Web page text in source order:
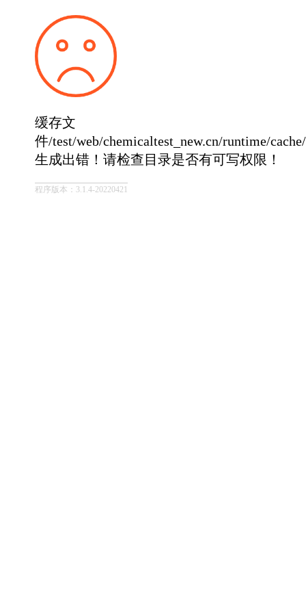
缓存文
件/test/web/chemicaltest_new.cn/runtime/
生成出错！请检查目录是否有可写权限！
程序版本：3.1.4-20220421